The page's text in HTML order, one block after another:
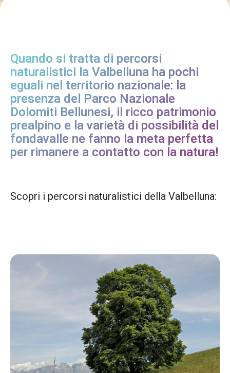
Quando si tratta di percorsi
naturalistici la Valbelluna ha pochi
eguali nel territorio nazionale: la
presenza del Parco Nazionale
Dolomiti Bellunesi, il ricco patrimonio
prealpino e la varietà di possibilità del
fondavalle ne fanno la meta perfetta
per rimanere a contatto con la natura!
Scopri i percorsi naturalistici della Valbelluna: